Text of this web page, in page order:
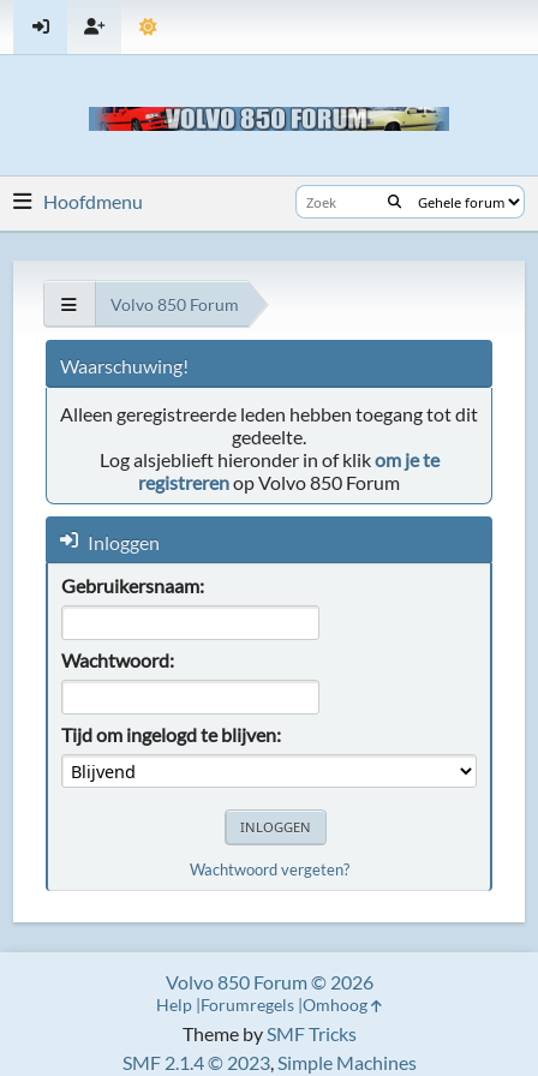
Hoofdmenu
Volvo 850 Forum
Waarschuwing!
Alleen geregistreerde leden hebben toegang tot dit
gedeelte.
Log alsjeblieft hieronder in of klikom je te
registrerenop Volvo 850 Forum
Inloggen
Gebruikersnaam:
Wachtwoord:
Tijd om ingelogd te blijven:
Wachtwoord vergeten?
Theme bySMF Tricks
SMF 2.1.4 © 2023,Simple Machines
Volvo 850 Forum © 2026
Help Forumregels Omhoog